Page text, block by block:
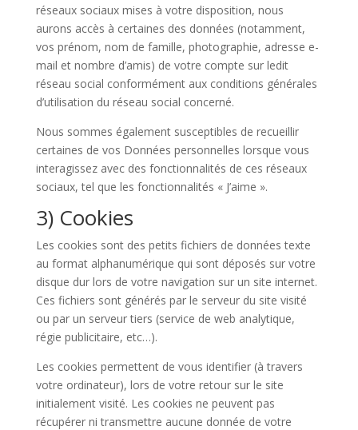
réseaux sociaux mises à votre disposition, nous
aurons accès à certaines des données (notamment,
vos prénom, nom de famille, photographie, adresse e-
mail et nombre d’amis) de votre compte sur ledit
réseau social conformément aux conditions générales
d’utilisation du réseau social concerné.
Nous sommes également susceptibles de recueillir
certaines de vos Données personnelles lorsque vous
interagissez avec des fonctionnalités de ces réseaux
sociaux, tel que les fonctionnalités « J’aime ».
3) Cookies
Les cookies sont des petits fichiers de données texte
au format alphanumérique qui sont déposés sur votre
disque dur lors de votre navigation sur un site internet.
Ces fichiers sont générés par le serveur du site visité
ou par un serveur tiers (service de web analytique,
régie publicitaire, etc…).
Les cookies permettent de vous identifier (à travers
votre ordinateur), lors de votre retour sur le site
initialement visité. Les cookies ne peuvent pas
récupérer ni transmettre aucune donnée de votre